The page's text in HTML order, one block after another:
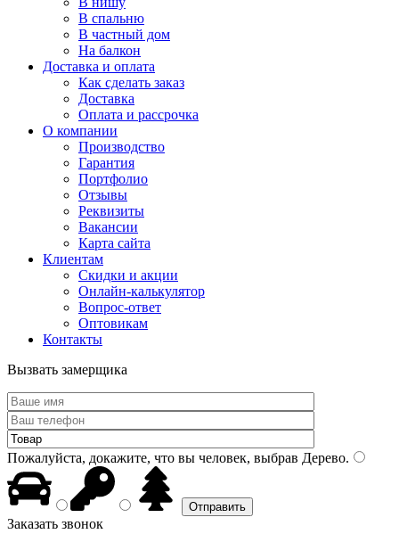
В спальню
В частный дом
На балкон
Доставка и оплата
Как сделать заказ
Доставка
Оплата и рассрочка
О компании
Производство
Гарантия
Портфолио
Отзывы
Реквизиты
Вакансии
Карта сайта
Клиентам
Скидки и акции
Онлайн-калькулятор
Вопрос-ответ
Оптовикам
Контакты
Вызвать замерщика
Пожалуйста, докажите, что вы человек, выбрав Дерево.
Заказать звонок